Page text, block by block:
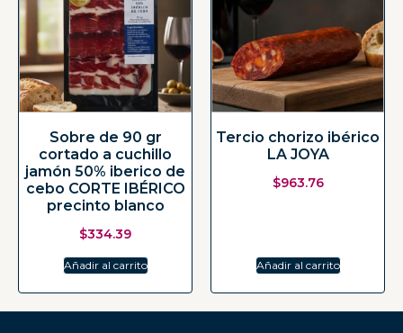
Sobre de 90 gr
cortado a cuchillo
jamón 50% iberico de
cebo CORTE IBÉRICO
precinto blanco
$334.39
Añadir al carrito
Tercio chorizo ibérico
LA JOYA
$963.76
Añadir al carrito